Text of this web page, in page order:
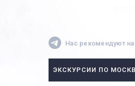
Нас рекомендуют на
ЭКСКУРСИИ ПО